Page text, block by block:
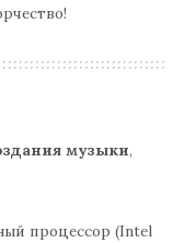
музыки,
процессор (Intel